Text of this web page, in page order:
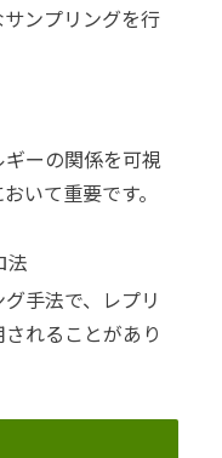
ンプリングを行
ーの関係を可視
いて重要です。
法
手法で、レプリ
れることがあり